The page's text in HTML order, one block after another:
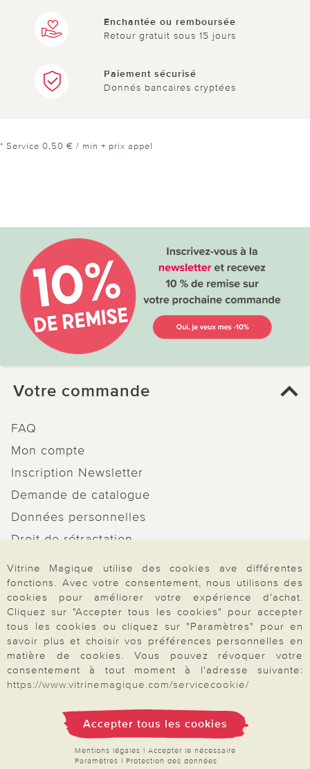
Enchantée ou remboursée
Retour gratuit sous 15 jours
Paiement sécurisé
Donnés bancaires cryptées
* Service 0,50 € / min + prix appel
Votre commande
FAQ
Mon compte
Inscription Newsletter
Demande de catalogue
Données personnelles
Droit de rétractation
Rétractation
Paiement & Livraison
À propos de nous
Besoin d'aide?
Vitrine Magique utilise des cookies ave différentes
fonctions. Avec votre consentement, nous utilisons des
cookies pour améliorer votre expérience d'achat.
Cliquez sur "Accepter tous les cookies" pour accepter
tous les cookies ou cliquez sur "Paramètres" pour en
savoir plus et choisir vos préférences personnelles en
matière de cookies. Vous pouvez révoquer votre
consentement à tout moment à l'adresse suivante:
https://www.vitrinemagique.com/servicecookie/
Accepter tous les cookies
Mentions légales | Accepter le nécessaire
Paramètres | Protection des données